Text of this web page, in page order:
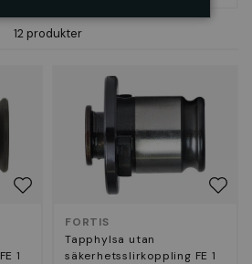
12 produkter
1
FORTIS
Tapphylsa utan
säkerhetsslirkoppling FE 1